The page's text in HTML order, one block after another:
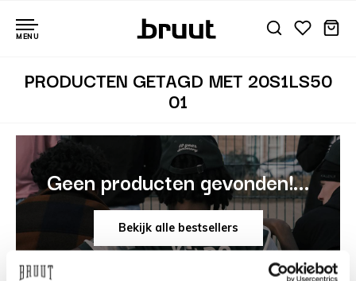
MENU
PRODUCTEN GETAGD MET 20S1LS50
01
Geen producten gevonden!...
Bekijk alle bestsellers